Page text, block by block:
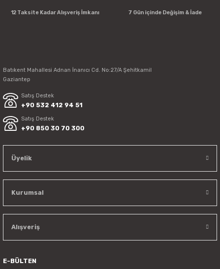
12 Taksite Kadar Alışveriş İmkanı 7 Gün içinde Değişim & İade
Batıkent Mahallesi Adnan İnanıcı Cd. No:27/A Şehitkamil
Gaziantep
Satış Destek
+90 532 412 94 51
Satış Destek
+90 850 30 70 300
Üyelik
Kurumsal
Alışveriş
E-BÜLTEN